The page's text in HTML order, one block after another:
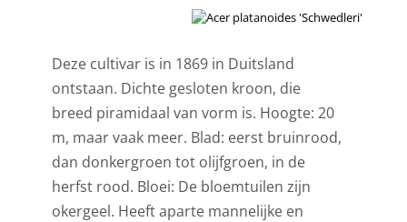
Deze cultivar is in 1869 in Duitsland
ontstaan. Dichte gesloten kroon, die
breed piramidaal van vorm is. Hoogte: 20
m, maar vaak meer. Blad: eerst bruinrood,
dan donkergroen tot olijfgroen, in de
herfst rood. Bloei: De bloemtuilen zijn
okergeel. Heeft aparte mannelijke en